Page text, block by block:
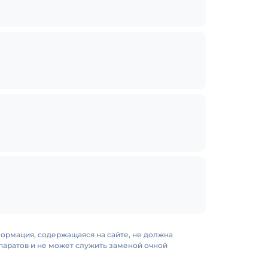
содержащаяся на сайте, не должна
и не может служить заменой очной